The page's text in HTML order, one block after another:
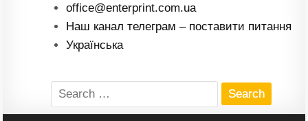
office@enterprint.com.ua
Наш канал телеграм – поставити питання
Українська
Search
for: